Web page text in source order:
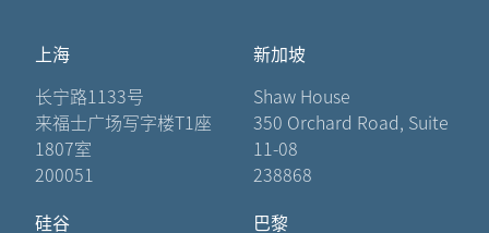
上海
长宁路1133号
来福士广场写字楼T1座
1807室
200051
新加坡
Shaw House
350 Orchard Road, Suite
11-08
238868
硅谷
巴黎